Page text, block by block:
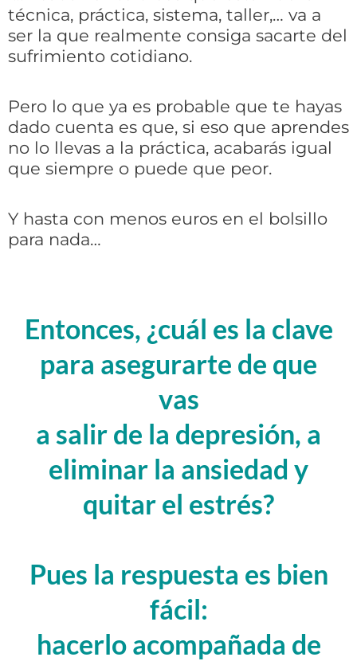
técnica, práctica, sistema, taller,… va a
ser la que realmente consiga sacarte del
sufrimiento cotidiano.
Pero lo que ya es probable que te hayas
dado cuenta es que, si eso que aprendes
no lo llevas a la práctica, acabarás igual
que siempre o puede que peor.
Y hasta con menos euros en el bolsillo
para nada…
Entonces, ¿cuál es la clave
para asegurarte de que
vas
a salir de la depresión, a
eliminar la ansiedad y
quitar el estrés?
Pues la respuesta es bien
fácil:
hacerlo acompañada de